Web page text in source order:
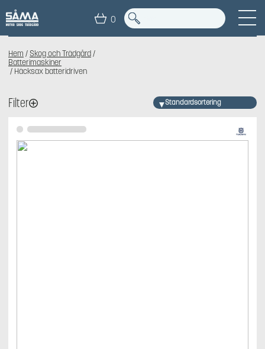
0
Hem / Skog och Trädgård/
Batterimaskiner
/ Häcksax batteridriven
HÄCKSAX BATTERIDRIVEN
Filter